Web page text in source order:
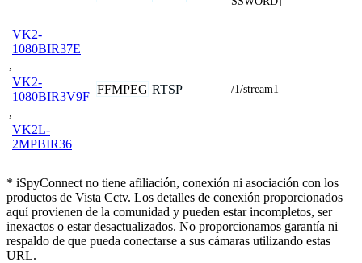
VK2-
1080BIR37E
,
VK2-
1080BIR3V9F
,
VK2L-
2MPBIR36
FFMPEG RTSP /1/stream1
* iSpyConnect no tiene afiliación, conexión ni asociación con los
productos de Vista Cctv. Los detalles de conexión proporcionados
aquí provienen de la comunidad y pueden estar incompletos, ser
inexactos o estar desactualizados. No proporcionamos garantía ni
respaldo de que pueda conectarse a sus cámaras utilizando estas
URL.